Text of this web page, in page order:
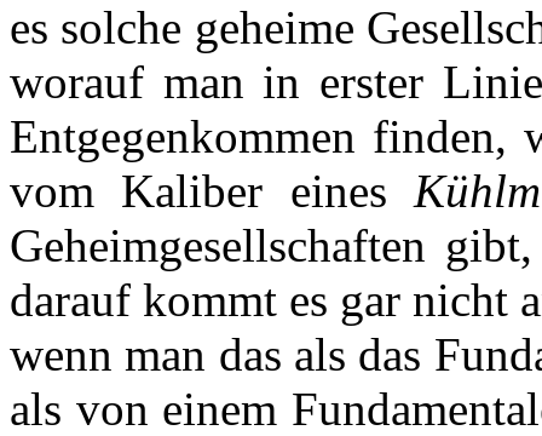
es solche geheime
worauf man in erster
Entgegenkommen finden,
vom Kaliber eines
Geheimgesellschaften
darauf kommt es gar nicht
wenn man das als das
als von einem